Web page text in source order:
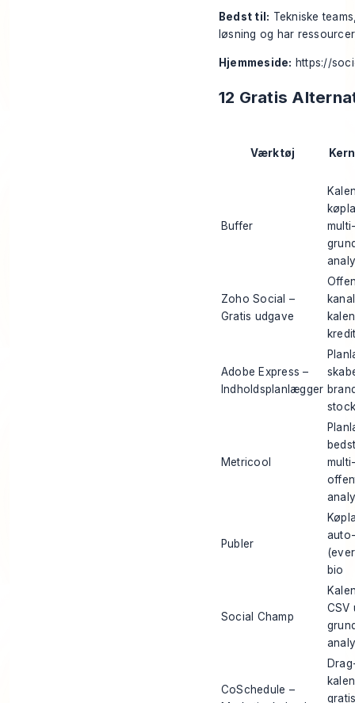
Bedst til: Tekniske
løsning og har
Hjemmeside: https://
12 Gratis
Værktøj
Buffer
Zoho Social –
Gratis udgave
Adobe Express –
Indholdsplanlægger
Metricool
Publer
bio
Social Champ
CSV
CoSchedule –